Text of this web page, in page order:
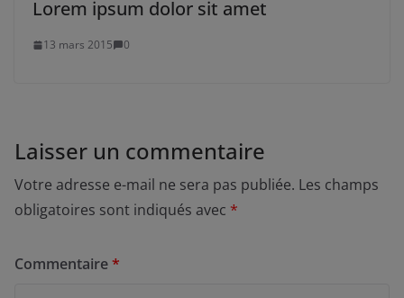
Lorem ipsum dolor sit amet
13 mars 2015 0
Laisser un commentaire
Votre adresse e-mail ne sera pas publiée. Les champs
obligatoires sont indiqués avec *
Commentaire*